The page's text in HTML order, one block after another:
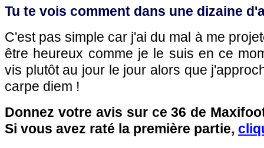
Tu te vois comment dans une dizaine
C'est pas simple car j'ai du mal à me
être heureux comme je le suis en ce
vis plutôt au jour le jour alors que
carpe diem !
Donnez votre avis sur ce 36 de
Si vous avez raté la première partie,